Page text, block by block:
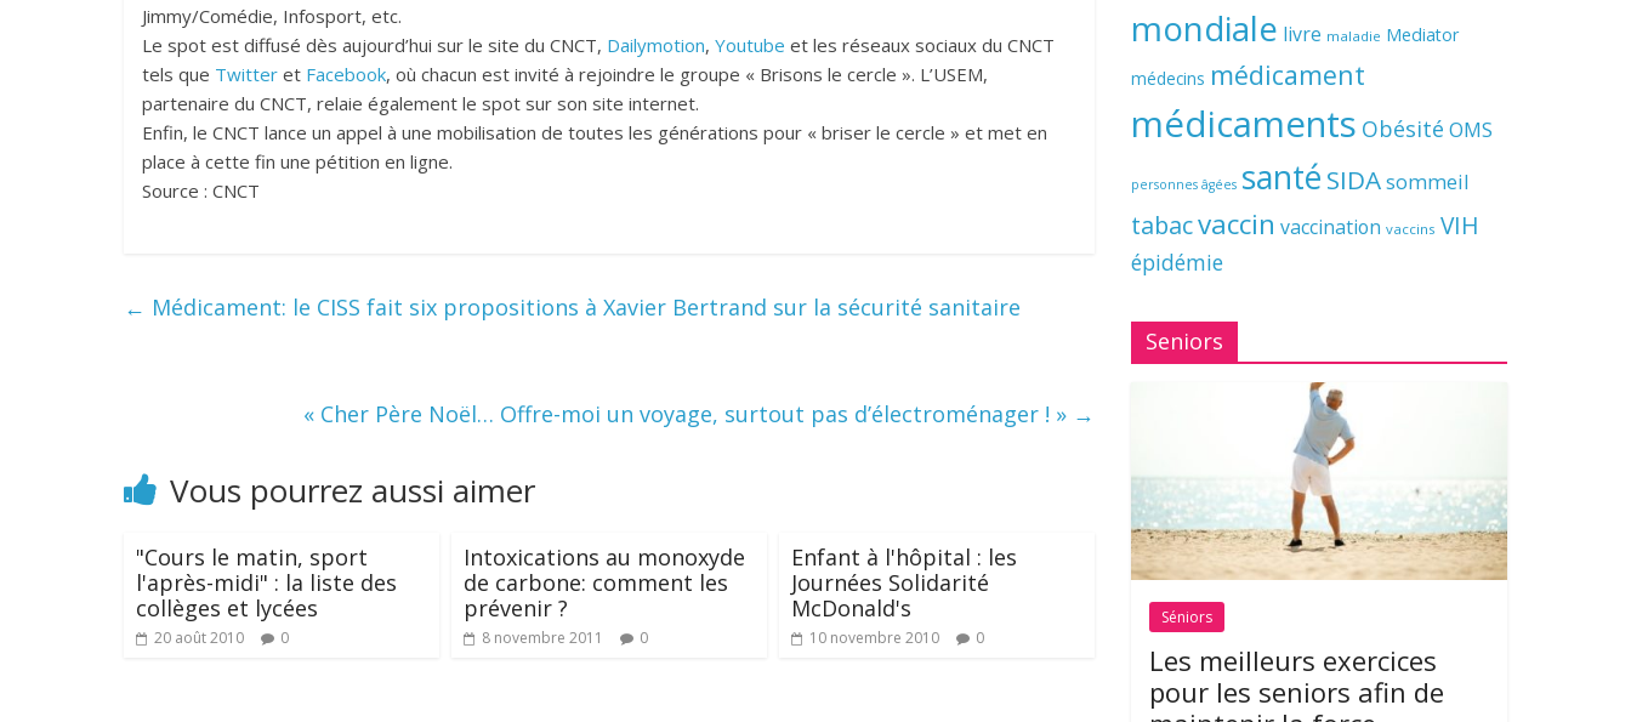
Jimmy/Comédie, Infosport, etc.
Le spot est diffusé dès aujourd’hui sur le site du CNCT, Dailymotion, Youtube et les réseaux sociaux du CNCT
tels que Twitter et Facebook, où chacun est invité à rejoindre le groupe « Brisons le cercle ». L’USEM,
partenaire du CNCT, relaie également le spot sur son site internet.
Enfin, le CNCT lance un appel à une mobilisation de toutes les générations pour « briser le cercle » et met en
place à cette fin une pétition en ligne.
Source : CNCT
← Médicament: le CISS fait six propositions à Xavier Bertrand sur la sécurité sanitaire
« Cher Père Noël… Offre-moi un voyage, surtout pas d’électroménager ! » →
Vous pourrez aussi aimer
"Cours le matin, sport
l'après-midi" : la liste des
collèges et lycées
20 août 2010 0
Intoxications au monoxyde
de carbone: comment les
prévenir ?
8 novembre 2011 0
Enfant à l'hôpital : les
Journées Solidarité
McDonald's
10 novembre 2010 0
mondiale livre maladie Mediator
médecins médicament
médicaments Obésité OMS
personnes âgées santé SIDAsommeil
tabacvaccin vaccination vaccins VIH
épidémie
Seniors
Séniors
Les meilleurs exercices
pour les seniors afin de